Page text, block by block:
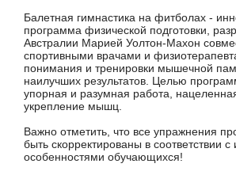
Балетная гимнастика на фитболах -
программа физической подготовки,
Австралии Марией Уолтон-Махон
спортивными врачами и
понимания и тренировки мышечной
наилучших результатов. Целью
упорная и разумная работа,
укрепление мышц.
Важно отметить, что все упражнения
быть скорректированы в соответствии
особенностями обучающихся!